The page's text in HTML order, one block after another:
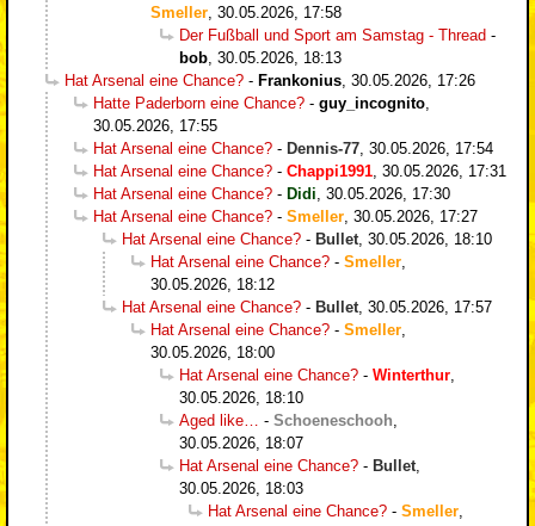
Smeller 30.05.2026, 17:58
Der Fußball und Sport am Samstag - Thread -
bob 30.05.2026, 18:13
Hat Arsenal eine Chance? - Frankonius 30.05.2026, 17:26
Hatte Paderborn eine Chance? - guy_incognito
30.05.2026, 17:55
Hat Arsenal eine Chance? - Dennis-77 30.05.2026, 17:54
Hat Arsenal eine Chance? - Chappi1991 30.05.2026, 17:31
Hat Arsenal eine Chance? - Didi 30.05.2026, 17:30
Hat Arsenal eine Chance? - Smeller 30.05.2026, 17:27
Hat Arsenal eine Chance? - Bullet 30.05.2026, 18:10
Hat Arsenal eine Chance? - Smeller
30.05.2026, 18:12
Hat Arsenal eine Chance? - Bullet 30.05.2026, 17:57
Hat Arsenal eine Chance? - Smeller
30.05.2026, 18:00
Hat Arsenal eine Chance? - Winterthur
30.05.2026, 18:10
Aged like…
- Schoeneschooh
30.05.2026, 18:07
Hat Arsenal eine Chance? - Bullet
30.05.2026, 18:03
Hat Arsenal eine Chance? - Smeller